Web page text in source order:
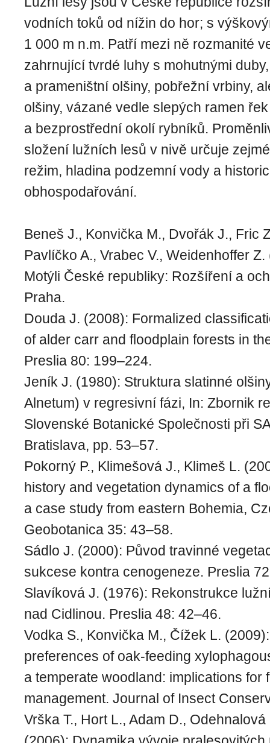
vodních toků od nížin do hor; s
1 000 m n.m. Patří mezi ně rozmanité
zahrnující tvrdé luhy s mohutnými
a prameništní olšiny, pobřežní vrbiny,
olšiny, vázané vedle slepých ramen
a bezprostřední okolí rybníků.
složení lužních lesů v nivě určuje
režim, hladina podzemní vody a
obhospodařování.
Beneš J., Konvička M., Dvořák J., Fric
Pavlíčko A., Vrabec V., Weidenhoffer
Motýli České republiky: Rozšíření a
Praha.
Douda J. (2008): Formalized
of alder carr and floodplain forests in
Preslia 80: 199–224.
Jeník J. (1980): Struktura slatinné
Alnetum) v regresivní fázi, In: Zbornik
Slovenské Botanické Společnosti při
Bratislava, pp. 53–57.
Pokorný P., Klimešová J., Klimeš L.
history and vegetation dynamics of a
a case study from eastern Bohemia,
Geobotanica 35: 43–58.
Sádlo J. (2000): Původ travinné
sukcese kontra cenogeneze. Preslia
Slavíková J. (1976): Rekonstrukce
nad Cidlinou. Preslia 48: 42–46.
Vodka S., Konvička M., Čížek L.
preferences of oak-feeding
a temperate woodland: implications for
management. Journal of Insect
Vrška T., Hort L., Adam D.,